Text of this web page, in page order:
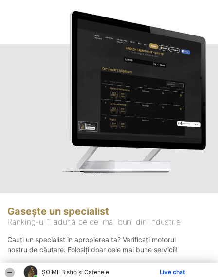
ȘOIMII Bistro și Cafenele Live chat
Gasește un specialist
Ranking-ul îi adună pe cei mai buni din industrie
Cauți un specialist in apropierea ta? Verificați motorul
nostru de căutare. Folosiți doar cele mai bune servicii!